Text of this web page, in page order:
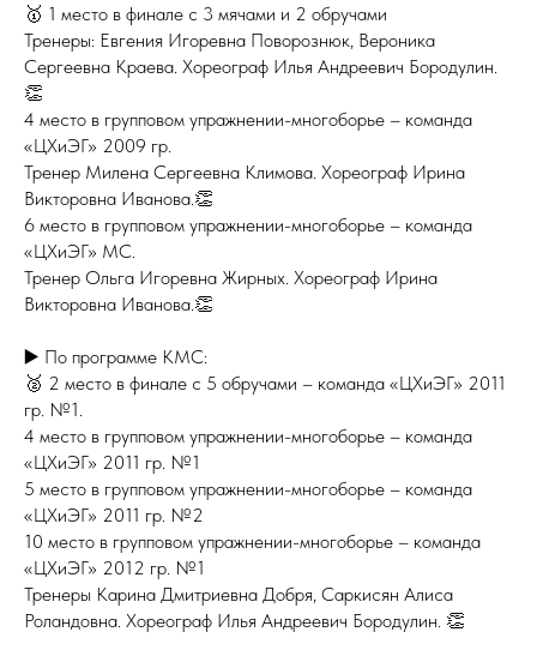
🥇 1 место в финале с 3 мячами и 2 обручами
Тренеры: Евгения Игоревна Поворознюк, Вероника
Сергеевна Краева. Хореограф Илья Андреевич Бородулин.
👏
4 место в групповом упражнении-многоборье – команда
«ЦХиЭГ» 2009 гр.
Тренер Милена Сергеевна Климова. Хореограф Ирина
Викторовна Иванова.👏
6 место в групповом упражнении-многоборье – команда
«ЦХиЭГ» МС.
Тренер Ольга Игоревна Жирных. Хореограф Ирина
Викторовна Иванова.👏
▶️ По программе КМС:
🥈 2 место в финале с 5 обручами – команда «ЦХиЭГ» 2011
гр. №1.
4 место в групповом упражнении-многоборье – команда
«ЦХиЭГ» 2011 гр. №1
5 место в групповом упражнении-многоборье – команда
«ЦХиЭГ» 2011 гр. №2
10 место в групповом упражнении-многоборье – команда
«ЦХиЭГ» 2012 гр. №1
Тренеры Карина Дмитриевна Добря, Саркисян Алиса
Роландовна. Хореограф Илья Андреевич Бородулин. 👏